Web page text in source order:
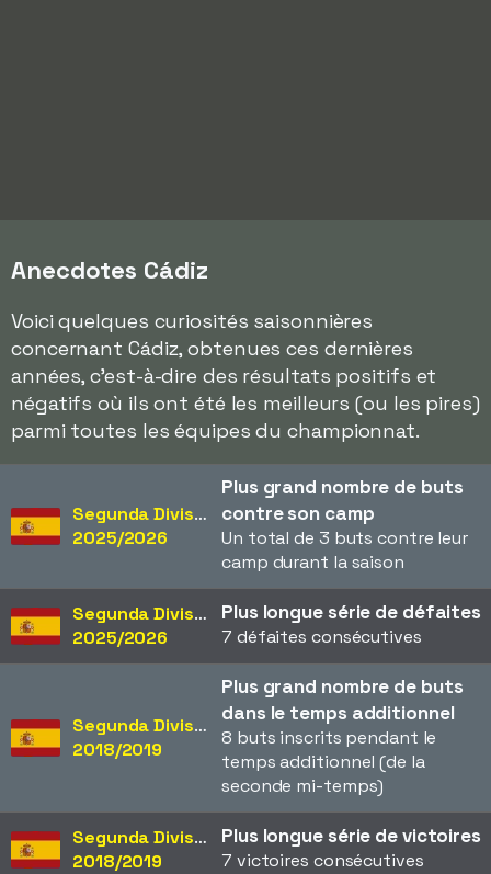
Anecdotes Cádiz
Voici quelques curiosités saisonnières
concernant Cádiz, obtenues ces dernières
années, c'est-à-dire des résultats positifs et
négatifs où ils ont été les meilleurs (ou les pires)
parmi toutes les équipes du championnat.
Segunda División
2025/2026
Plus grand nombre de buts
contre son camp
Un total de 3 buts contre leur
camp durant la saison
Segunda División
2025/2026
Plus longue série de défaites
7 défaites consécutives
Segunda División
2018/2019
Plus grand nombre de buts
dans le temps additionnel
8 buts inscrits pendant le
temps additionnel (de la
seconde mi-temps)
Segunda División
2018/2019
Plus longue série de victoires
7 victoires consécutives